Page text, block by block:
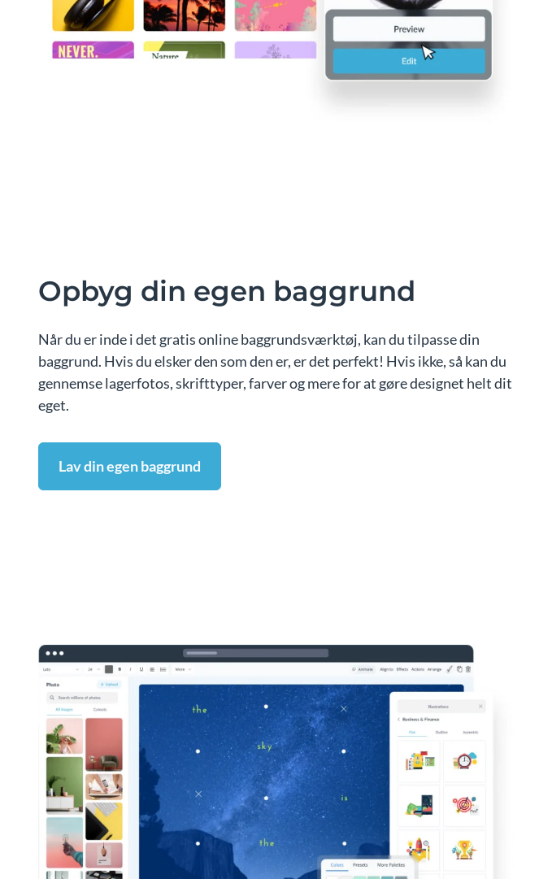
Opbyg din egen baggrund
Når du er inde i det gratis online baggrundsværktøj, kan du tilpasse din
baggrund. Hvis du elsker den som den er, er det perfekt! Hvis ikke, så kan du
gennemse lagerfotos, skrifttyper, farver og mere for at gøre designet helt dit
eget.
Lav din egen baggrund